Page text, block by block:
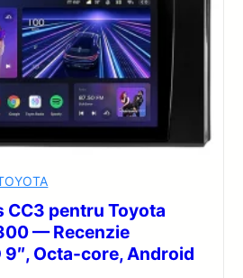
CC3 pentru Toyota
— Recenzie
9″, Octa-core, Android